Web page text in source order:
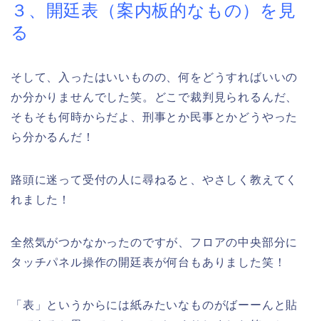
３、開廷表（案内板的なもの）を見
る
そして、入ったはいいものの、何をどうすればいいの
か分かりませんでした笑。どこで裁判見られるんだ、
そもそも何時からだよ、刑事とか民事とかどうやった
ら分かるんだ！
路頭に迷って受付の人に尋ねると、やさしく教えてく
れました！
全然気がつかなかったのですが、フロアの中央部分に
タッチパネル操作の開廷表が何台もありました笑！
「表」というからには紙みたいなものがばーーんと貼